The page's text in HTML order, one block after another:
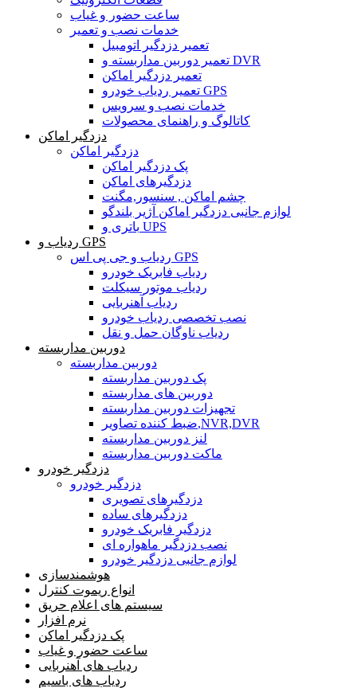
ساعت حضور و غیاب
خدمات نصب و تعمیر
تعمیر دزدگیر اتومبیل
تعمیر دوربین مداربسته و DVR
تعمیر دزدگیر اماکن
تعمیر ردیاب خودرو GPS
خدمات نصب و سرویس
کاتالوگ و راهنمای محصولات
دزدگیر اماکن
دزدگیر اماکن
پک دزدگیر اماکن
دزدگیرهای اماکن
چشم اماکن , سنسور,مگنت
لوازم جانبی دزدگیر اماکن آژیر بلندگو
باتری و UPS
ردیاب و GPS
ردیاب و جی پی اس GPS
ردیاب فابریک خودرو
ردیاب موتور سیکلت
ردیاب آهنربایی
نصب تخصصی ردیاب خودرو
ردیاب ناوگان حمل و نقل
دوربین مداربسته
دوربین مداربسته
پک دوربین مداربسته
دوربین های مداربسته
تجهیزات دوربین مداربسته
ضبط کننده تصاویر,NVR,DVR
لنز دوربین مداربسته
ماکت دوربین مداربسته
دزدگیر خودرو
دزدگیر خودرو
دزدگیرهای تصویری
دزدگیرهای ساده
دزدگیر فابریک خودرو
نصب دزدگیر ماهواره ای
لوازم جانبی دزدگیر خودرو
هوشمندسازی
انواع ریموت کنترل
سیستم های اعلام حریق
نرم افزار
پک دزدگیر اماکن
ساعت حضور و غیاب
ردیاب های آهنربایی
ردیاب های باسیم